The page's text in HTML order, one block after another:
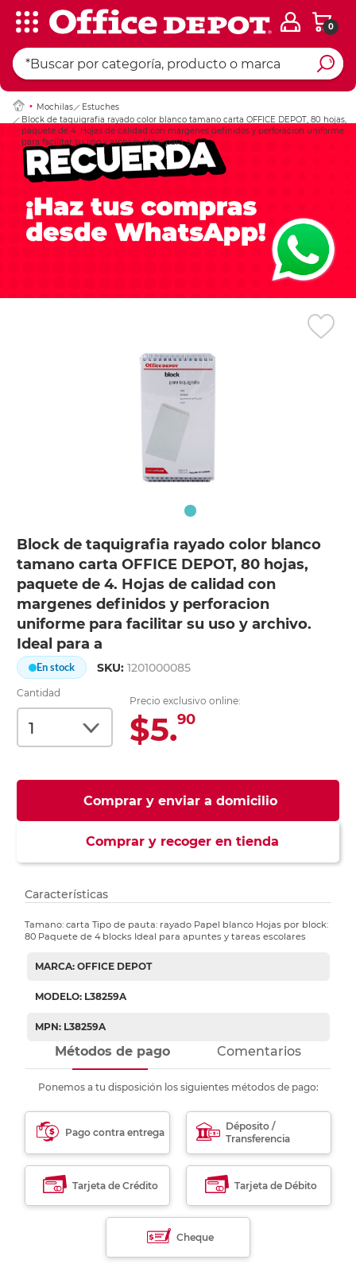
0
Mochilas
Estuches
Block de taquigrafia rayado color blanco tamano carta OFFICE DEPOT, 80 hojas,
paquete de 4. Hojas de calidad con margenes definidos y perforacion uniforme
para facilitar su uso y archivo. Ideal para a
Block de taquigrafia rayado color blanco
tamano carta OFFICE DEPOT, 80 hojas,
paquete de 4. Hojas de calidad con
margenes definidos y perforacion
uniforme para facilitar su uso y archivo.
Ideal para a
En stock SKU:1201000085
Cantidad
Precio exclusivo online:
$5.90
Comprar y enviar a domicilio
Comprar y recoger en tienda
Ingresar Codigo
Características
Tamano: carta Tipo de pauta: rayado Papel blanco Hojas por block:
80 Paquete de 4 blocks Ideal para apuntes y tareas escolares
MARCA: OFFICE DEPOT
MODELO: L38259A
MPN: L38259A
Métodos de pago Comentarios
Ponemos a tu disposición los siguientes métodos de pago:
Pago contra entrega
Déposito /
Transferencia
Tarjeta de Crédito Tarjeta de Débito
Cheque